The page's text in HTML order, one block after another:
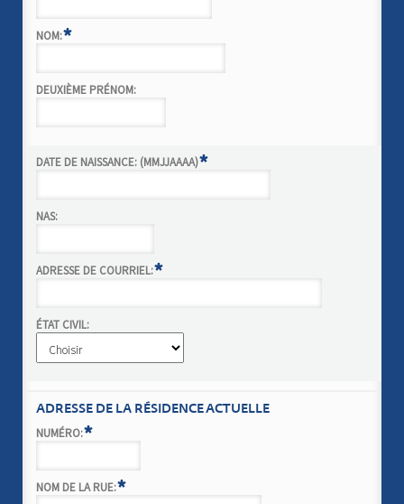
NOM:*
DEUXIÈME PRÉNOM:
DATE DE NAISSANCE: (MMJJAAAA)*
NAS:
ADRESSE DE COURRIEL:*
ÉTAT CIVIL:
ADRESSE DE LA RÉSIDENCE ACTUELLE
NUMÉRO:*
NOM DE LA RUE:*